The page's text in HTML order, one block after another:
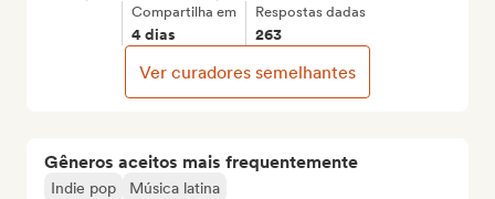
Gêneros aceitos mais frequentemente
Indie pop Música latina
Compartilha em
4 dias
Respostas dadas
263
Ver curadores semelhantes